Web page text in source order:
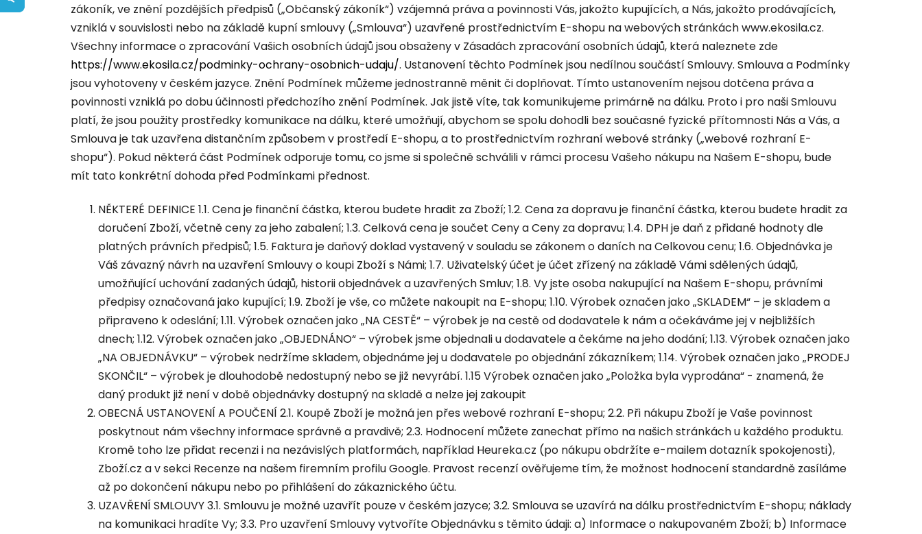
zákoník, ve znění pozdějších předpisů („Občanský zákoník“) vzájemná práva a povinnosti Vás, jakožto kupujících, a Nás, jakožto prodávajících,
vzniklá v souvislosti nebo na základě kupní smlouvy („Smlouva“) uzavřené prostřednictvím E-shopu na webových stránkách www.ekosila.cz.
Všechny informace o zpracování Vašich osobních údajů jsou obsaženy v Zásadách zpracování osobních údajů, která naleznete zde
https://www.ekosila.cz/podminky-ochrany-osobnich-udaju/. Ustanovení těchto Podmínek jsou nedílnou součástí Smlouvy. Smlouva a Podmínky
jsou vyhotoveny v českém jazyce. Znění Podmínek můžeme jednostranně měnit či doplňovat. Tímto ustanovením nejsou dotčena práva a
povinnosti vzniklá po dobu účinnosti předchozího znění Podmínek. Jak jistě víte, tak komunikujeme primárně na dálku. Proto i pro naši Smlouvu
platí, že jsou použity prostředky komunikace na dálku, které umožňují, abychom se spolu dohodli bez současné fyzické přítomnosti Nás a Vás, a
Smlouva je tak uzavřena distančním způsobem v prostředí E-shopu, a to prostřednictvím rozhraní webové stránky („webové rozhraní E-
shopu“). Pokud některá část Podmínek odporuje tomu, co jsme si společně schválili v rámci procesu Vašeho nákupu na Našem E-shopu, bude
mít tato konkrétní dohoda před Podmínkami přednost.
NĚKTERÉ DEFINICE 1.1. Cena je finanční částka, kterou budete hradit za Zboží; 1.2. Cena za dopravu je finanční částka, kterou budete hradit za
doručení Zboží, včetně ceny za jeho zabalení; 1.3. Celková cena je součet Ceny a Ceny za dopravu; 1.4. DPH je daň z přidané hodnoty dle
platných právních předpisů; 1.5. Faktura je daňový doklad vystavený v souladu se zákonem o daních na Celkovou cenu; 1.6. Objednávka je
Váš závazný návrh na uzavření Smlouvy o koupi Zboží s Námi; 1.7. Uživatelský účet je účet zřízený na základě Vámi sdělených údajů,
umožňující uchování zadaných údajů, historii objednávek a uzavřených Smluv; 1.8. Vy jste osoba nakupující na Našem E-shopu, právními
předpisy označovaná jako kupující; 1.9. Zboží je vše, co můžete nakoupit na E-shopu; 1.10. Výrobek označen jako „SKLADEM“ – je skladem a
připraveno k odeslání; 1.11. Výrobek označen jako „NA CESTĚ“ – výrobek je na cestě od dodavatele k nám a očekáváme jej v nejbližších
dnech; 1.12. Výrobek označen jako „OBJEDNÁNO“ – výrobek jsme objednali u dodavatele a čekáme na jeho dodání; 1.13. Výrobek označen jako
„NA OBJEDNÁVKU“ – výrobek nedržíme skladem, objednáme jej u dodavatele po objednání zákazníkem; 1.14. Výrobek označen jako „PRODEJ
SKONČIL“ – výrobek je dlouhodobě nedostupný nebo se již nevyrábí. 1.15 Výrobek označen jako „Položka byla vyprodána“ - znamená, že
daný produkt již není v době objednávky dostupný na skladě a nelze jej zakoupit
OBECNÁ USTANOVENÍ A POUČENÍ 2.1. Koupě Zboží je možná jen přes webové rozhraní E-shopu; 2.2. Při nákupu Zboží je Vaše povinnost
poskytnout nám všechny informace správně a pravdivě; 2.3. Hodnocení můžete zanechat přímo na našich stránkách u každého produktu.
Kromě toho lze přidat recenzi i na nezávislých platformách, například Heureka.cz (po nákupu obdržíte e-mailem dotazník spokojenosti),
Zboží.cz a v sekci Recenze na našem firemním profilu Google. Pravost recenzí ověřujeme tím, že možnost hodnocení standardně zasíláme
až po dokončení nákupu nebo po přihlášení do zákaznického účtu.
UZAVŘENÍ SMLOUVY 3.1. Smlouvu je možné uzavřít pouze v českém jazyce; 3.2. Smlouva se uzavírá na dálku prostřednictvím E-shopu; náklady
na komunikaci hradíte Vy; 3.3. Pro uzavření Smlouvy vytvoříte Objednávku s těmito údaji: a) Informace o nakupovaném Zboží; b) Informace